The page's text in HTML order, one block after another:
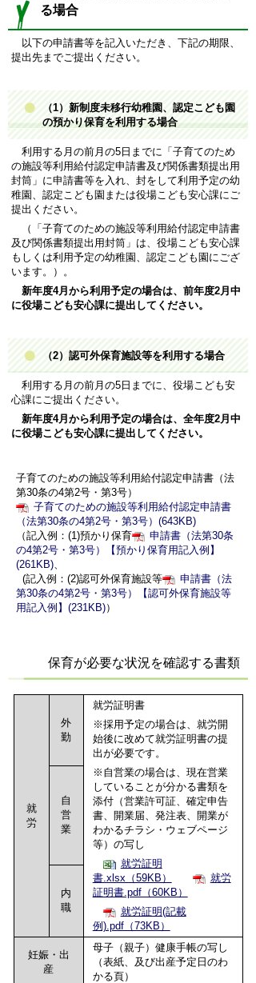
る場合
以下の申請書等を記入いただき、下記の期限、
提出先までご提出ください。
（1）新制度未移行幼稚園、認定こども園
の預かり保育を利用する場合
利用する月の前月の5日までに「子育てのため
の施設等利用給付認定申請書及び関係書類提出用
封筒」に申請書等を入れ、封をして利用予定の幼
稚園、認定こども園または役場こども安心課にご
提出ください。
（「子育てのための施設等利用給付認定申請書
及び関係書類提出用封筒」は、役場こども安心課
もしくは利用予定の幼稚園、認定こども園にござ
います。）。
新年度4月から利用予定の場合は、前年度2月中
に役場こ ども安心課に提出してください。
（2）認可外保育施設等を利用する場合
利用する月の前月の5日までに、役場こども安
心課にご提出ください。
新年度4月から利用予定の場合は、全年度2月中
に役場こども安心課に提出してください。
子育てのための施設等利用給付認定申請書（法
第30条の4第2号・第3号）
子育てのための施設等利用給付認定申請書
（法第30条の4第2号・第3号）(643KB)
（記入例：(1)預かり保育
申請書（法第30条
の4第2号・第3号）【預かり保育用記入例】
(261KB)、
(記入例：(2)認可外保育施設等
申請書（法
第30条の4第2号・第3号）【認可外保育施設等
用記入例】(231KB)）
保育が必要な状況を確認する書類
就
労
外
勤
就労証明書
※採用予定の場合は、就労開
始後に改めて就労証明書の提
出が必要です。
※自営業の場合は、現在営業
していることが分かる書類を
添付（営業許可証、確定申告
書、開業届、発注表、開業が
わかるチラシ・ウェブページ
等）の写し
就労証明
書.xlsx（59KB）
就労
証明書.pdf（60KB）
就労証明(記載
例).pdf（73KB）
自
営
業
内
職
妊娠・出
産
母子（親子）健康手帳の写し
（表紙、及び出産予定日のわ
かる頁）